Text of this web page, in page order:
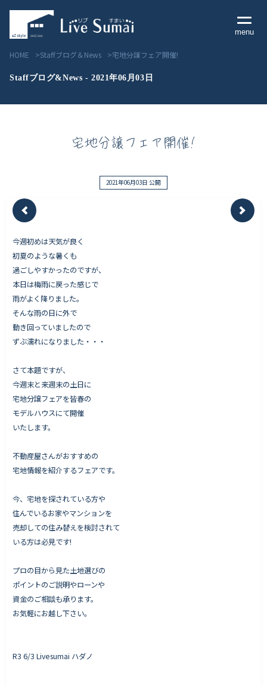
menu
Livesumai 住宅標準性能
Livesumai 保証について
見学会／モデルハウス情報
物件情報
Works - 施工実績
オーナー様の声
よくいただくご質問
お役立ちコラム
会社情報
代表挨拶
会社概要
Staff ブログ&News
HOME Staffブログ＆News 宅地分譲フェア開催!
Staffブログ&News - 2021年06月03日
宅地分譲フェア開催!
2021年06月03日 公開
今週初めは天気が良く
初夏のような暑くも
過ごしやすかったのですが、
本日は梅雨に戻った感じで
雨がよく降りました。
そんな雨の日に外で
動き回っていましたので
ずぶ濡れになりました・・・
さて本題ですが、
今週末と来週末の土日に
宅地分譲フェアを皆春の
モデルハウスにて開催
いたします。
不動産屋さんがおすすめの
宅地情報を紹介するフェアです。
今、宅地を探されている方や
住んでいるお家やマンションを
売却しての住み替えを検討されて
いる方は必見です!
プロの目から見た土地選びの
ポイントのご説明やローンや
資金のご相談も承ります。
お気軽にお越し下さい。
R3 6/3 Livesumai ハダノ